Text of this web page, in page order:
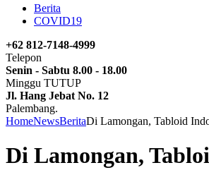
Berita
COVID19
+62 812-7148-4999
Telepon
Senin - Sabtu 8.00 - 18.00
Minggu TUTUP
Jl. Hang Jebat No. 12
Palembang.
HomeNewsBeritaDi Lamongan, Tabloid
Di Lamongan,